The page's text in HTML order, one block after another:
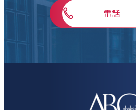
電話